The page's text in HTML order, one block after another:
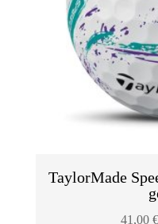
TaylorMade
41,00€